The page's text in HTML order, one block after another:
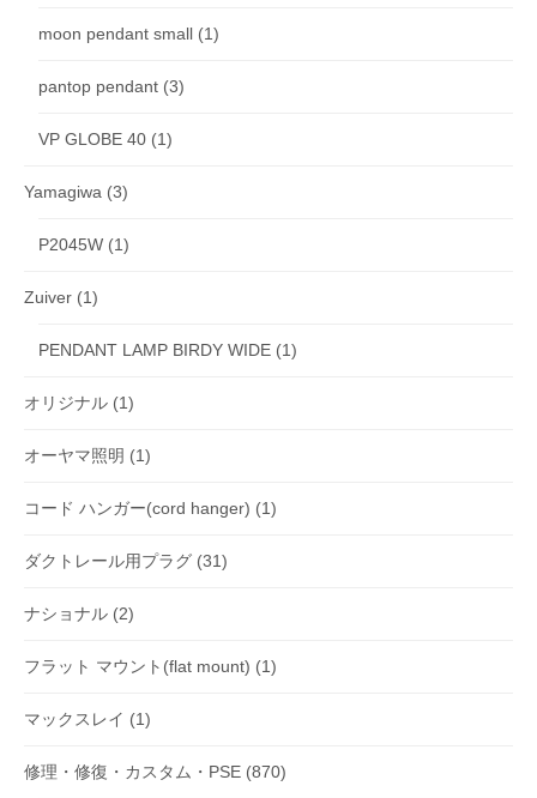
moon pendant small (1)
pantop pendant (3)
VP GLOBE 40 (1)
Yamagiwa (3)
P2045W (1)
Zuiver (1)
PENDANT LAMP BIRDY WIDE (1)
オリジナル (1)
オーヤマ照明 (1)
コード ハンガー(cord hanger) (1)
ダクトレール用プラグ (31)
ナショナル (2)
フラット マウント(flat mount) (1)
マックスレイ (1)
修理・修復・カスタム・PSE (870)